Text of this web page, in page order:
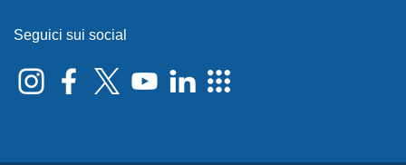
Seguici sui social